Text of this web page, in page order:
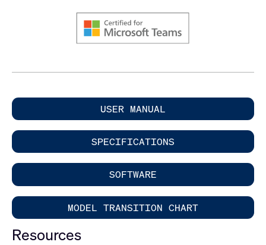
USER MANUAL
SPECIFICATIONS
SOFTWARE
MODEL TRANSITION CHART
Resources